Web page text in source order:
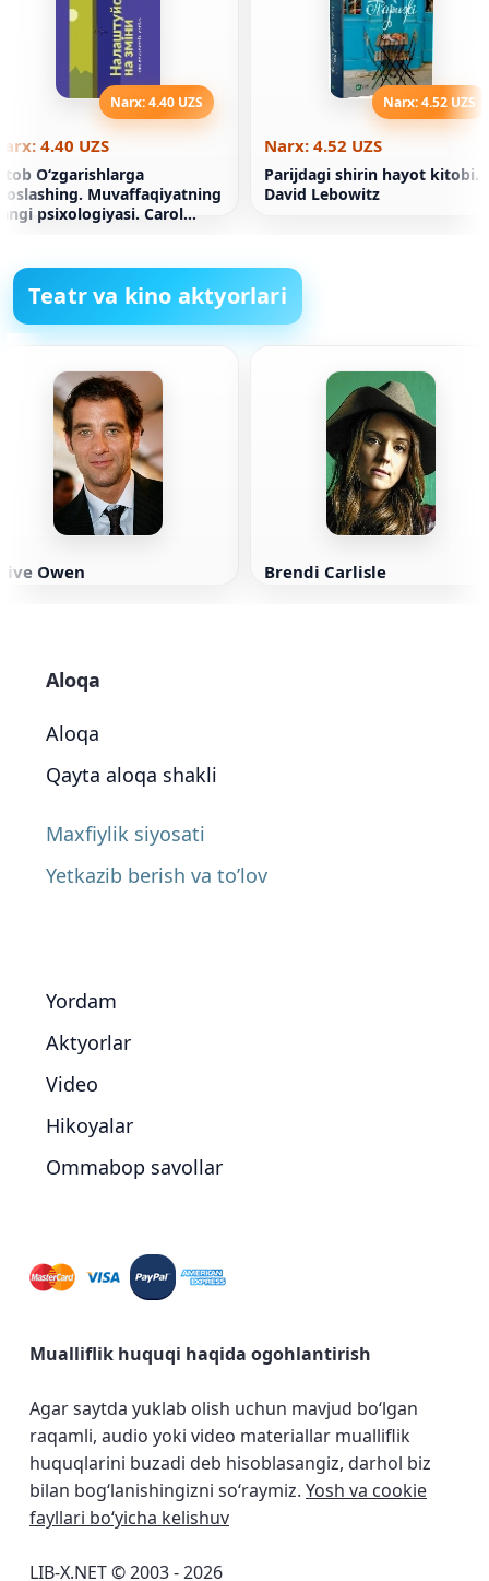
Narx: 4.40 UZS
4.40 UZS
Oʻzgarishlarga
Muvaffaqiyatning
psixologiyasi. Carol
Narx: 4.52 UZS
Narx: 4.52 UZS
Parijdagi shirin hayot kitobi.
David Lebowitz
Teatr va kino aktyorlari
Owen Brendi Carlisle
Aloqa
Aloqa
Qayta aloqa shakli
Maxfiylik siyosati
Yetkazib berish va to’lov
Yordam
Aktyorlar
Video
Hikoyalar
Ommabop savollar
Mualliflik huquqi haqida ogohlantirish
Agar saytda yuklab olish uchun mavjud bo‘lgan
raqamli, audio yoki video materiallar mualliflik
huquqlarini buzadi deb hisoblasangiz, darhol biz
bilan bog‘lanishingizni so‘raymiz. Yosh va cookie
fayllari bo‘yicha kelishuv
LIB-X.NET © 2003 - 2026